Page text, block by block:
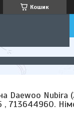
Кошик
Daewoo Nubira
, 713644960.